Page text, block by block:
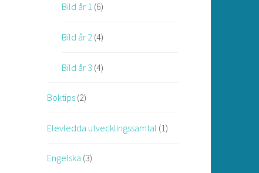
Bild år 1 (6)
Bild år 2 (4)
Bild år 3 (4)
Boktips(2)
Elevledda utvecklingssamtal (1)
Engelska (3)